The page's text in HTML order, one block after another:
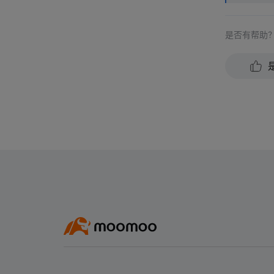
是否有帮助？